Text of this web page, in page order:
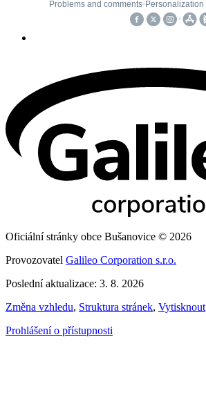
Oficiální stránky obce Bušanovice © 2026
Provozovatel Galileo Corporation s.r.o.
Poslední aktualizace: 3. 8. 2026
Změna vzhledu, Struktura stránek, Vytisknout
Prohlášení o přístupnosti